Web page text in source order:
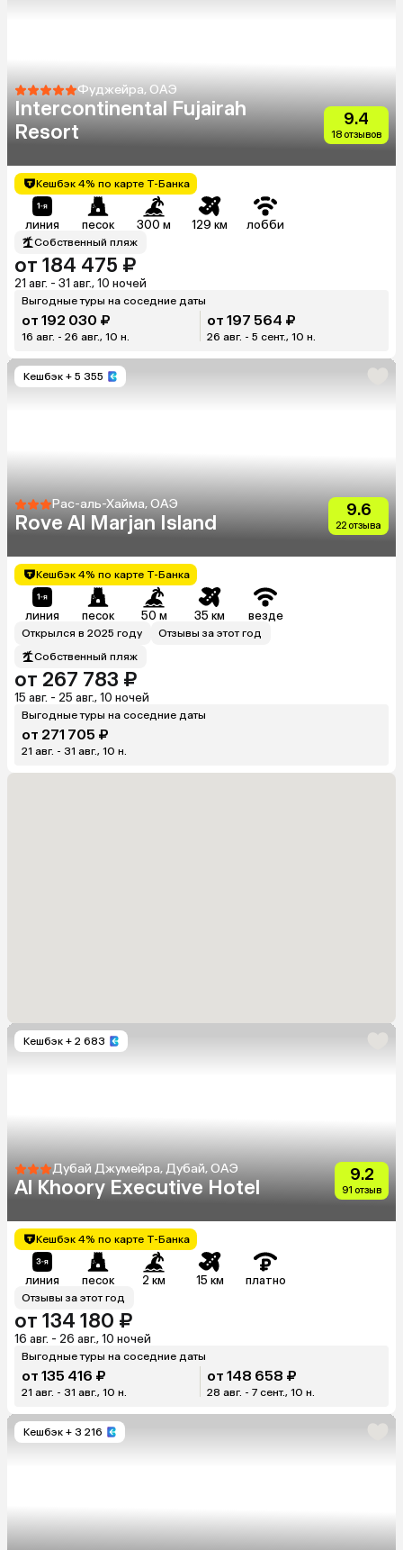
Фуджейра, ОАЭ
Intercontinental Fujairah
Resort
9.4
18 отзывов
Кешбэк 4% по карте Т-Банка
линия песок 300 м 129 км лобби
Собственный пляж
от 184 475 ₽
21 авг. - 31 авг., 10 ночей
Выгодные туры на соседние даты
от 192 030 ₽
16 авг. - 26 авг., 10 н.
от 197 564 ₽
26 авг. - 5 сент., 10 н.
Кешбэк + 5 355
Рас-аль-Хайма, ОАЭ
Rove Al Marjan Island
9.6
22 отзыва
Кешбэк 4% по карте Т-Банка
линия песок 50 м 35 км везде
Открылся в 2025 году
Отзывы за этот год
Собственный пляж
от 267 783 ₽
15 авг. - 25 авг., 10 ночей
Выгодные туры на соседние даты
от 271 705 ₽
21 авг. - 31 авг., 10 н.
Кешбэк + 2 683
Дубай Джумейра, Дубай, ОАЭ
Al Khoory Executive Hotel
9.2
91 отзыв
Кешбэк 4% по карте Т-Банка
линия песок 2 км 15 км платно
Отзывы за этот год
от 134 180 ₽
16 авг. - 26 авг., 10 ночей
Выгодные туры на соседние даты
от 135 416 ₽
21 авг. - 31 авг., 10 н.
от 148 658 ₽
28 авг. - 7 сент., 10 н.
Кешбэк + 3 216